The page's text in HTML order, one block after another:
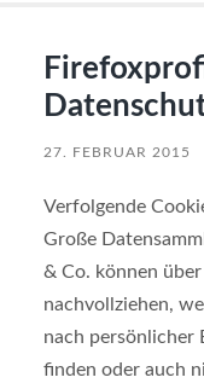
27. FEBRUAR 2015
Verfolgende
Große
& Co. können
nachvollziehen,
nach persönlicher
finden oder auch